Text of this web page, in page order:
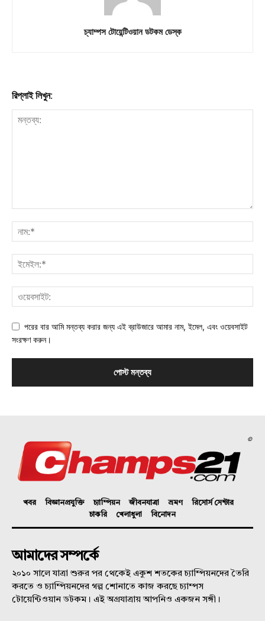
চ্যাম্পস টোয়েন্টিওয়ান ডটকম ডেস্ক
রিপ্লাই লিখুন:
পরের বার আমি মন্তব্য করার জন্য এই ব্রাউজারে আমার নাম, ইমেল, এবং ওয়েবসাইট
সংরক্ষণ করুন।
©
খবর বিজ্ঞানপ্রযুক্তি চ্যাম্পিয়ন জীবনযাত্রা ভ্রমণ
রিসোর্স সেন্টার
চাকরি
খেলাধুলা বিনোদন
আমাদের সম্পর্কে
২০১০ সালে যাত্রা শুরুর পর থেকেই একুশ শতকের চ্যাম্পিয়নদের তৈরি
করতে ও চ্যাম্পিয়নদের গল্প শোনাতে কাজ করছে চ্যাম্পস
টোয়েন্টিওয়ান ডটকম। এই অগ্রযাত্রায় আপনিও একজন সঙ্গী।